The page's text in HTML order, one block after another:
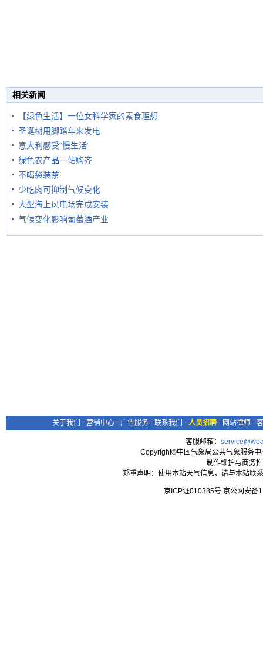
相关新闻
【绿色生活】一位女科学家的素食理想
圣诞树用脚踏车来发电
意大利感受“慢生活”
绿色农产品一站购齐
不喝袋装茶
少吃肉可抑制气候变化
大型海上风电场完成安装
气候变化影响葡萄酒产业
关于我们 - 营销中心 - 广告服务 - 联系我们 - 人员招聘 - 网站律师 -
客服邮箱：
Copyright©中国气象局公共气象服务
制作维护与商务
郑重声明：使用本站天气信息，请与本站联
京ICP证010385号 京公网安备